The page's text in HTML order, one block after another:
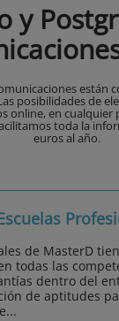
y
están
posibilidades de
online, en
toda la
euros al año.
de MasterD
todas las
dentro del
de aptitudes